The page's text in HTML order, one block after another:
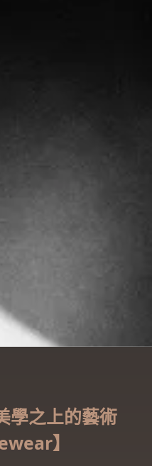
學之上的藝術
】